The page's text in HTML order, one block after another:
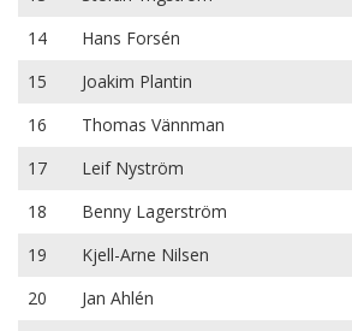
14
Hans Forsén
15
Joakim Plantin
16
Thomas Vännman
17
Leif Nyström
18
Benny Lagerström
19
Kjell-Arne Nilsen
20
Jan Ahlén